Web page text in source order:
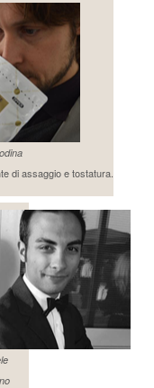
di assaggio e tostatura.